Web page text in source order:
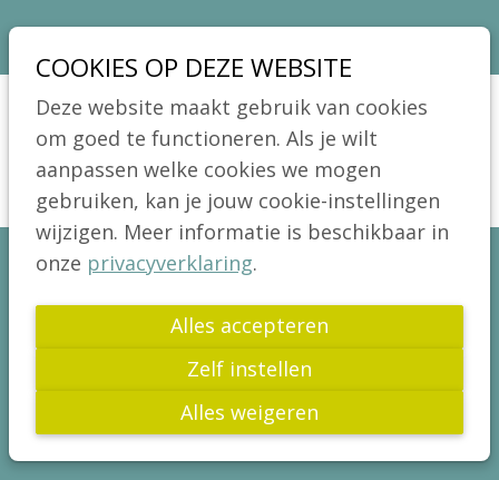
COOKIES OP DEZE WEBSITE
Deze website maakt gebruik van cookies
om goed te functioneren. Als je wilt
aanpassen welke cookies we mogen
gebruiken, kan je jouw cookie-instellingen
wijzigen. Meer informatie is beschikbaar in
onze privacyverklaring.
Alles accepteren
Zelf instellen
Alles weigeren
over
Spring
naar
de
navigatie
Spring
de
inhoud
HORECA-ALLIANTIE
Een plek aan tafel, ook voor mensen
met coeliakie. Met kennis van zaken
en echte veiligheid, geen optie, maar
noodzaak.
Jong!
Actua
Publicaties
Wetenschap
Diëtisten
Culinair
Hosties
Glutenvrije Roetpiet